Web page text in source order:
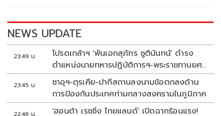
k k
NEWS UPDATE
23:49 น.
โปรดเกล้าฯ 'พันเอกสุภัทร ชูตินันทน์' ดำรง
ตำแหน่งนายทหารปฏิบัติการฯ-พระราชทานยศ
'พลตรี'
23:45 น.
ซาอุฯ-ตุรเคีย-ปากีสถานลงนามข้อตกลงด้าน
การป้องกันประเทศท่ามกลางสงครามในภูมิภาค
22:46 น.
'ฮอนด้า เรซซิ่ง ไทยแลนด์' เปิดฉากร้อนแรง!